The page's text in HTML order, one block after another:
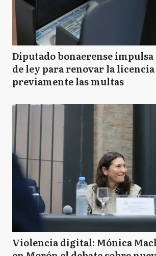
Diputado bonaerense
de ley para renovar la
previamente las multas
Violencia digital: Mónica